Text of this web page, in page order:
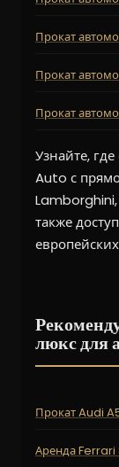
Прокат
Прокат
Прокат
Узнайте,
Auto с
также
люкс для
Прокат Audi
Аренда Ferrari